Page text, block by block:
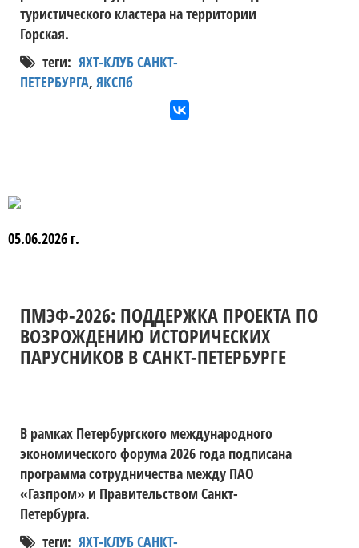
туристического кластера на территории
Горская.
теги: ЯХТ-КЛУБ САНКТ-
ПЕТЕРБУРГА, ЯКСПб
05.06.2026 г.
ПМЭФ-2026: ПОДДЕРЖКА ПРОЕКТА ПО
ВОЗРОЖДЕНИЮ ИСТОРИЧЕСКИХ
ПАРУСНИКОВ В САНКТ-ПЕТЕРБУРГЕ
В рамках Петербургского международного
экономического форума 2026 года подписана
программа сотрудничества между ПАО
«Газпром» и Правительством Санкт-
Петербурга.
теги: ЯХТ-КЛУБ САНКТ-